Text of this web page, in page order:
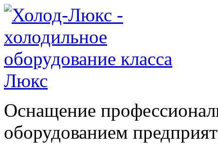
Оснащение
оборудованием